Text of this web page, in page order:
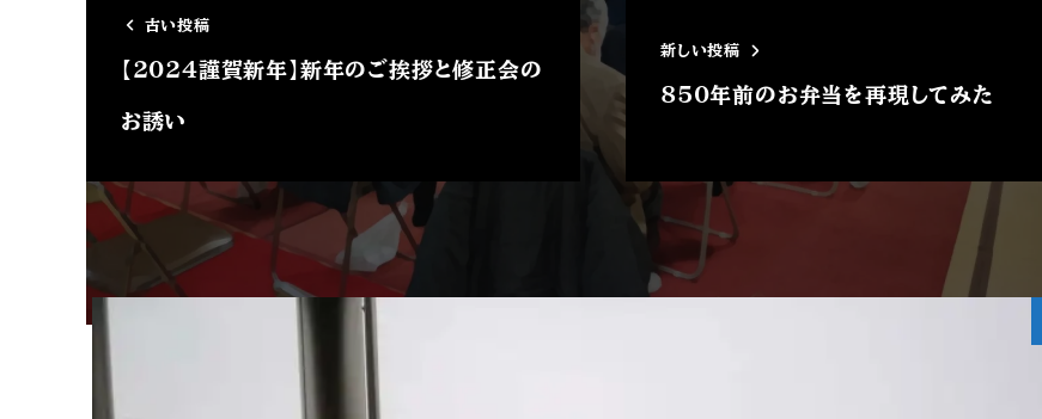
古い投稿
【2024謹賀新年】新年のご挨拶と修正会の
お誘い
新しい投稿
850年前のお弁当を再現してみた
関連記事